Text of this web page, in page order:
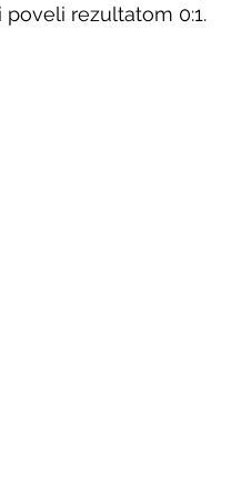
poveli rezultatom 0:1.